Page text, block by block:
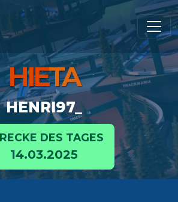
HIETA
HENRI97_
DES TAGES
14.03.2025